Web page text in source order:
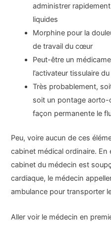
administrer
liquides
Morphine pour la
de travail du cœur
Peut-être un
l’activateur tissulaire
Très probablement,
soit un pontage aorto-
façon permanente le
Peu, voire aucun de ces
cabinet médical ordinaire.
cabinet du médecin est
cardiaque, le médecin
ambulance pour transporter
Aller voir le médecin en